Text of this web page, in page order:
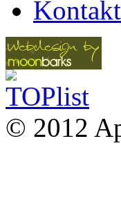
Kontakt
© 2012